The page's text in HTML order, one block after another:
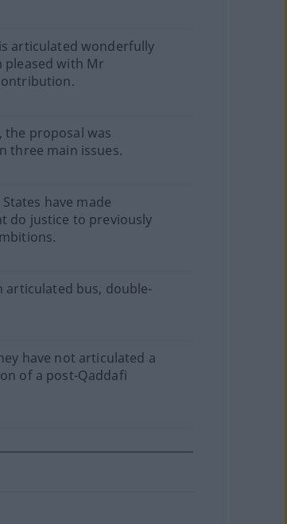
articulated wonderfully
pleased with Mr
the proposal was
three main issues.
have made
do justice to previously
articulated bus, double-
have not articulated a
of a post-Qaddafi